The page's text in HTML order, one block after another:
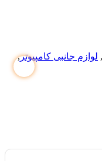
, لوازم جانبی کامپیوتر,